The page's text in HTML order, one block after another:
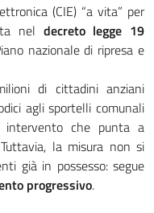
(CIE) “a vita” per
nel decreto legge 19
nazionale di ripresa e
di cittadini anziani
agli sportelli comunali
che punta a
la misura non si
già in possesso: segue
progressivo.